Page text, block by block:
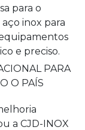
para o
inox para
e preciso.
O PAÍS
a CJD-INOX